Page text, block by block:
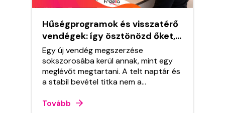
Hűségprogramok és visszatérő
vendégek: így ösztönözd őket,
hogy mindig hozzád térjenek
vissza
Egy új vendég megszerzése
sokszorosába kerül annak, mint egy
meglévőt megtartani. A telt naptár és
a stabil bevétel titka nem a
vendégmegtartás. Megmutatjuk,
Tovább